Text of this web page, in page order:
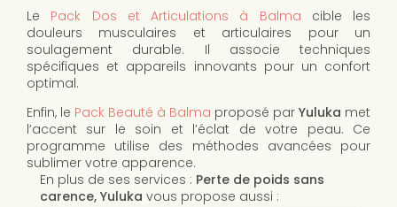
Le Pack Dos et Articulations à Balma cible les
douleurs musculaires et articulaires pour un
soulagement durable. Il associe techniques
spécifiques et appareils innovants pour un confort
optimal.
Enfin, le Pack Beauté à Balma proposé par Yuluka met
l’accent sur le soin et l’éclat de votre peau. Ce
programme utilise des méthodes avancées pour
sublimer votre apparence.
En plus de ses services : Perte de poids sans
carence, Yuluka vous propose aussi :